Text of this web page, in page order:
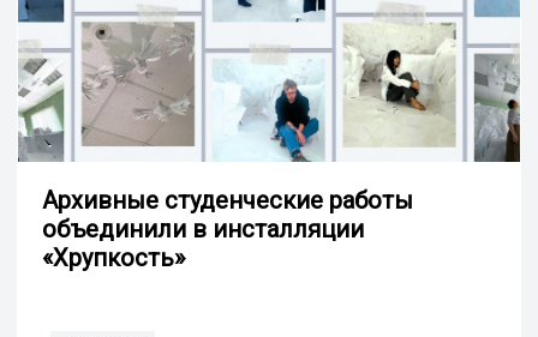
Архивные студенческие работы
объединили в инсталляции
«Хрупкость»